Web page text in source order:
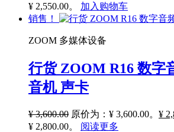
¥ 2,550.00。
加入购物车
销售！
ZOOM 多媒体设备
行货 ZOOM R16 数字
音机 声卡
¥3,600.00 原价为：¥ 3,600.00。 ¥
¥ 2,800.00。
阅读更多